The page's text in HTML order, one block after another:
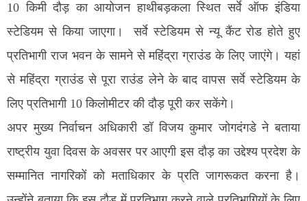
10 किमी दौड़ का आयोजन हाथीबड़कला स्थित सर्वे ऑफ इंडिया
स्टेडियम से किया जाएगा। सर्वे स्टेडियम से न्यू कैंट रोड होते हुए
प्रतिभागी राज भवन के सामने से महिंद्रा ग्राउंड के लिए जाएंगे। यहां
से महिंद्रा ग्राउंड से पूरा राउंड लेने के बाद वापस सर्वे स्टेडियम के
लिए प्रतिभागी 10 किलोमीटर की दौड़ पूरी कर सकेंगे।
अपर मुख्य निर्वाचन अधिकारी डॉ विजय कुमार जोगदंगडे ने बताया
राष्ट्रीय युवा दिवस के अवसर पर आएगी इस दौड़ का उद्देश्य प्रदेश के
सम्मानित नागरिकों को मताधिकार के प्रति जागरूकत करना है।